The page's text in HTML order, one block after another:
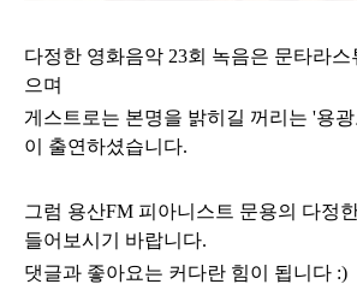
다정한 영화음악 23회 녹음은 문타라스
으며
게스트로는 본명을 밝히길 꺼리는 '용
이 출연하셨습니다.
그럼 용산FM 피아니스트 문용의 다정
들어보시기 바랍니다.
댓글과 좋아요는 커다란 힘이 됩니다 :)